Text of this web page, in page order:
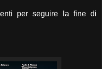
per seguire la fine di